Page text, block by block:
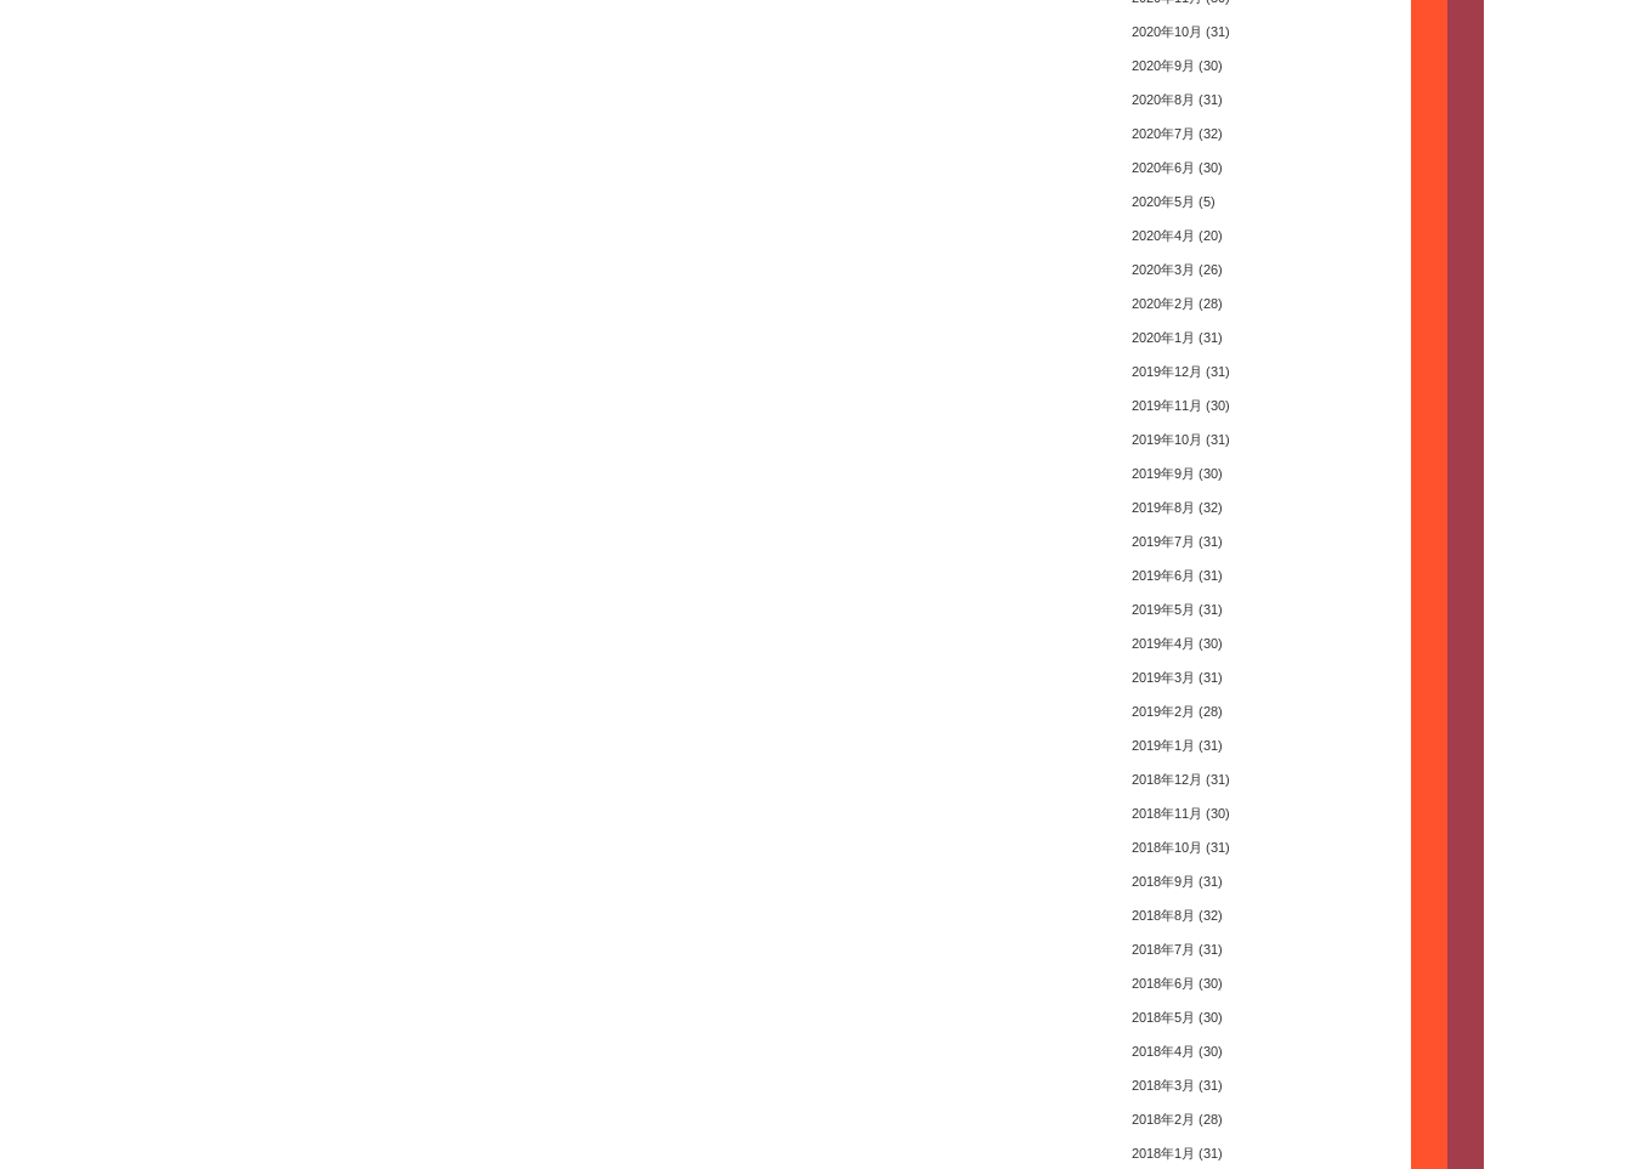
2020年10月 (31)
2020年9月 (30)
2020年8月 (31)
2020年7月 (32)
2020年6月 (30)
2020年5月 (5)
2020年4月 (20)
2020年3月 (26)
2020年2月 (28)
2020年1月 (31)
2019年12月 (31)
2019年11月 (30)
2019年10月 (31)
2019年9月 (30)
2019年8月 (32)
2019年7月 (31)
2019年6月 (31)
2019年5月 (31)
2019年4月 (30)
2019年3月 (31)
2019年2月 (28)
2019年1月 (31)
2018年12月 (31)
2018年11月 (30)
2018年10月 (31)
2018年9月 (31)
2018年8月 (32)
2018年7月 (31)
2018年6月 (30)
2018年5月 (30)
2018年4月 (30)
2018年3月 (31)
2018年2月 (28)
2018年1月 (31)